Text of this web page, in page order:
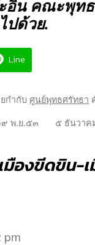
ะอิน คณะพุท
ปด้วย.
Line
กำกับ ศูนย์พุทธศรัทธา
พ.ย.๕๓ ๕ ธันวาค
มืองขีดขิน-